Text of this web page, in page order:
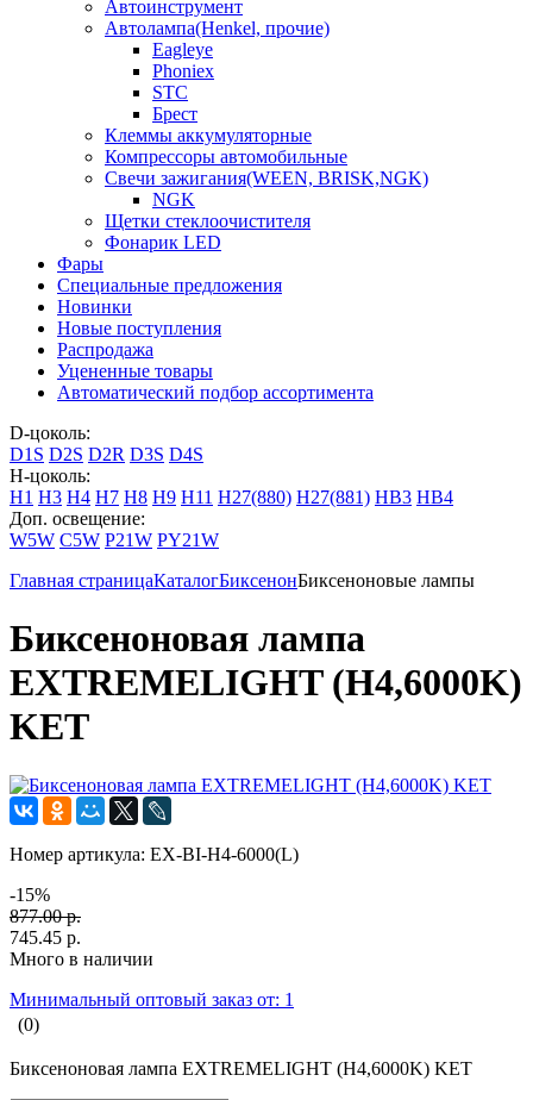
Автоинструмент
Автолампа(Henkel, прочие)
Eagleye
Phoniex
STC
Брест
Клеммы аккумуляторные
Компрессоры автомобильные
Свечи зажигания(WEEN, BRISK,NGK)
NGK
Щетки стеклоочистителя
Фонарик LED
Фары
Специальные предложения
Новинки
Новые поступления
Распродажа
Уцененные товары
Автоматический подбор ассортимента
D-цоколь:
D1S D2S D2R D3S D4S
H-цоколь:
H1 H3 H4 H7 H8 H9 H11 H27(880) H27(881) HB3 HB4
Доп. освещение:
W5W C5W P21W PY21W
Главная страницаКаталогБиксенонБиксеноновые лампы
Биксеноновая лампа
EXTREMELIGHT (H4,6000K)
KET
Номер артикула: EX-BI-H4-6000(L)
-15%
877.00 р.
745.45 р.
Много в наличии
Минимальный оптовый заказ от: 1
(0)
Биксеноновая лампа EXTREMELIGHT (H4,6000K) KET